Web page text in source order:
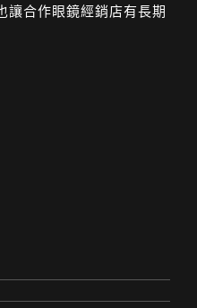
讓合作眼鏡經銷店有長期